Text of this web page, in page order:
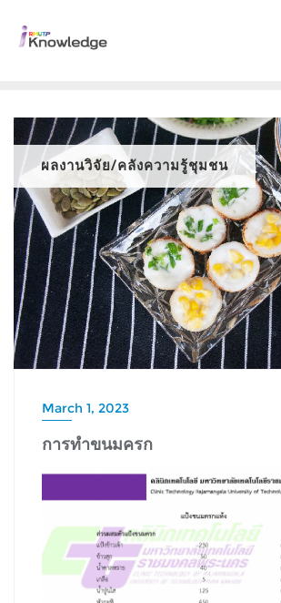
ผลงานวิจัย/คลังความรู้ชุมชน
March 1, 2023
การทำขนมครก